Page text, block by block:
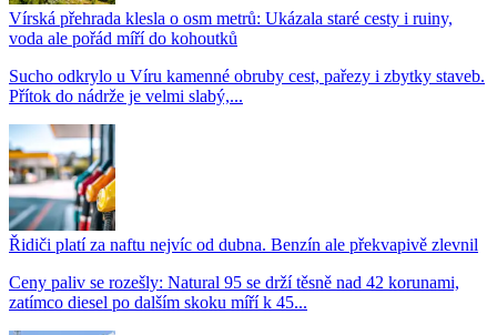
Vírská přehrada klesla o osm metrů: Ukázala staré cesty i ruiny,
voda ale pořád míří do kohoutků
Sucho odkrylo u Víru kamenné obruby cest, pařezy i zbytky staveb.
Přítok do nádrže je velmi slabý,...
Řidiči platí za naftu nejvíc od dubna. Benzín ale překvapivě zlevnil
Ceny paliv se rozešly: Natural 95 se drží těsně nad 42 korunami,
zatímco diesel po dalším skoku míří k 45...